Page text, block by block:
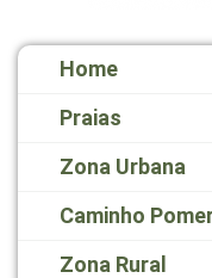
Home
Praias
Zona Urbana
Caminho
Zona Rural